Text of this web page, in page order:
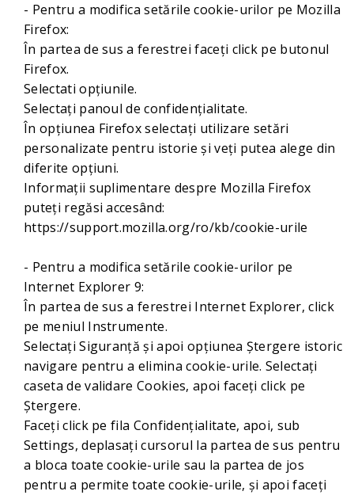
- Pentru a modifica setările cookie-urilor pe Mozilla
Firefox:
În partea de sus a ferestrei faceţi click pe butonul
Firefox.
Selectati opţiunile.
Selectați panoul de confidențialitate.
În opțiunea Firefox selectaţi utilizare setări
personalizate pentru istorie și veți putea alege din
diferite opțiuni.
Informații suplimentare despre Mozilla Firefox
puteți regăsi accesând:
https://support.mozilla.org/ro/kb/cookie-urile
- Pentru a modifica setările cookie-urilor pe
Internet Explorer 9:
În partea de sus a ferestrei Internet Explorer, click
pe meniul Instrumente.
Selectați Siguranță și apoi opțiunea Ștergere istoric
navigare pentru a elimina cookie-urile. Selectați
caseta de validare Cookies, apoi faceți click pe
Ștergere.
Faceți click pe fila Confidențialitate, apoi, sub
Settings, deplasați cursorul la partea de sus pentru
a bloca toate cookie-urile sau la partea de jos
pentru a permite toate cookie-urile, și apoi faceți